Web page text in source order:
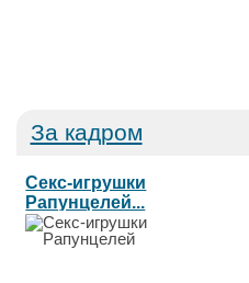
За кадром
Секс-игрушки
Рапунцелей...